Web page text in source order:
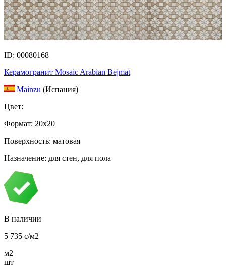
ID: 00080168
Керамогранит Mosaic Arabian Bejmat
Mainzu (Испания)
Цвет:
Формат: 20x20
Поверхность: матовая
Назначение: для стен, для пола
В наличии
5 735 c/м2
м2
шт